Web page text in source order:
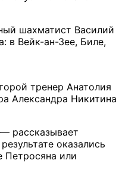
шахматист Василий
в Вейк-ан-Зее, Биле,
тренер Анатолия
Александра Никитина
рассказывает
оказались
Петросяна или